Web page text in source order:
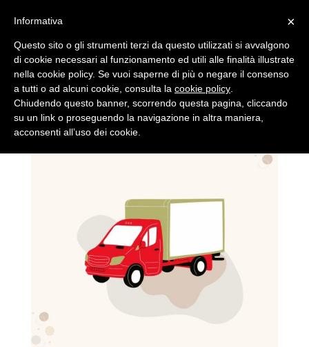
×
Informativa
Questo sito o gli strumenti terzi da questo utilizzati si avvalgono
di cookie necessari al funzionamento ed utili alle finalità illustrate
nella cookie policy. Se vuoi saperne di più o negare il consenso
a tutti o ad alcuni cookie, consulta la cookie policy
Chiudendo questo banner, scorrendo questa pagina, cliccando
su un link o proseguendo la navigazione in altra maniera,
acconsenti all’uso dei cookie.